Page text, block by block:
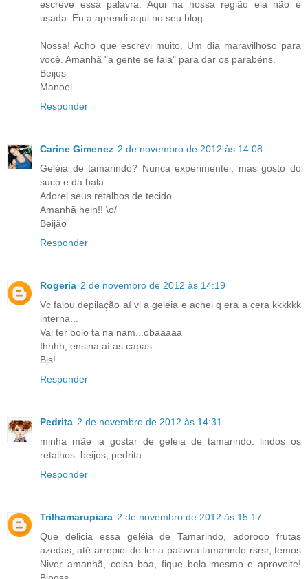
escreve essa palavra. Aqui na nossa região ela não é
usada. Eu a aprendi aqui no seu blog.
Nossa! Acho que escrevi muito. Um dia maravilhoso para
você. Amanhã "a gente se fala" para dar os parabéns.
Beijos
Manoel
Responder
Carine Gimenez 2 de novembro de 2012 às 14:08
Geléia de tamarindo? Nunca experimentei, mas gosto do
suco e da bala.
Adorei seus retalhos de tecido.
Amanhã hein!! \o/
Beijão
Responder
Rogeria 2 de novembro de 2012 às 14:19
Vc falou depilação aí vi a geleia e achei q era a cera kkkkkk
interna...
Vai ter bolo ta na nam...obaaaaa
Ihhhh, ensina aí as capas...
Bjs!
Responder
Pedrita 2 de novembro de 2012 às 14:31
minha mãe ia gostar de geleia de tamarindo. lindos os
retalhos. beijos, pedrita
Responder
Trilhamarupiara 2 de novembro de 2012 às 15:17
Que delicia essa geléia de Tamarindo, adorooo frutas
azedas, até arrepiei de ler a palavra tamarindo rsrsr, temos
Niver amanhã, coisa boa, fique bela mesmo e aproveite!